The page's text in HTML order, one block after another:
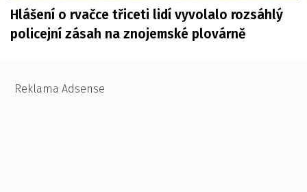
Hlášení o rvačce třiceti lidí vyvolalo rozsáhlý
policejní zásah na znojemské plovárně
Reklama Adsense